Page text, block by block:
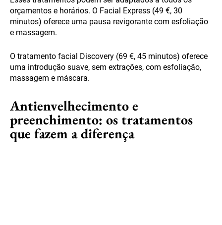
orçamentos e horários. O Facial Express (49 €, 30
minutos) oferece uma pausa revigorante com esfoliação
e massagem.
O tratamento facial Discovery (69 €, 45 minutos) oferece
uma introdução suave, sem extrações, com esfoliação,
massagem e máscara.
Antienvelhecimento e
preenchimento: os tratamentos
que fazem a diferença